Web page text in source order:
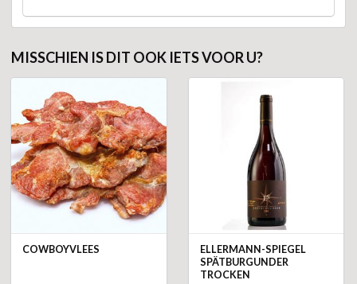
MISSCHIEN IS DIT OOK IETS VOOR U?
COWBOYVLEES
ELLERMANN-SPIEGEL
SPÄTBURGUNDER
TROCKEN